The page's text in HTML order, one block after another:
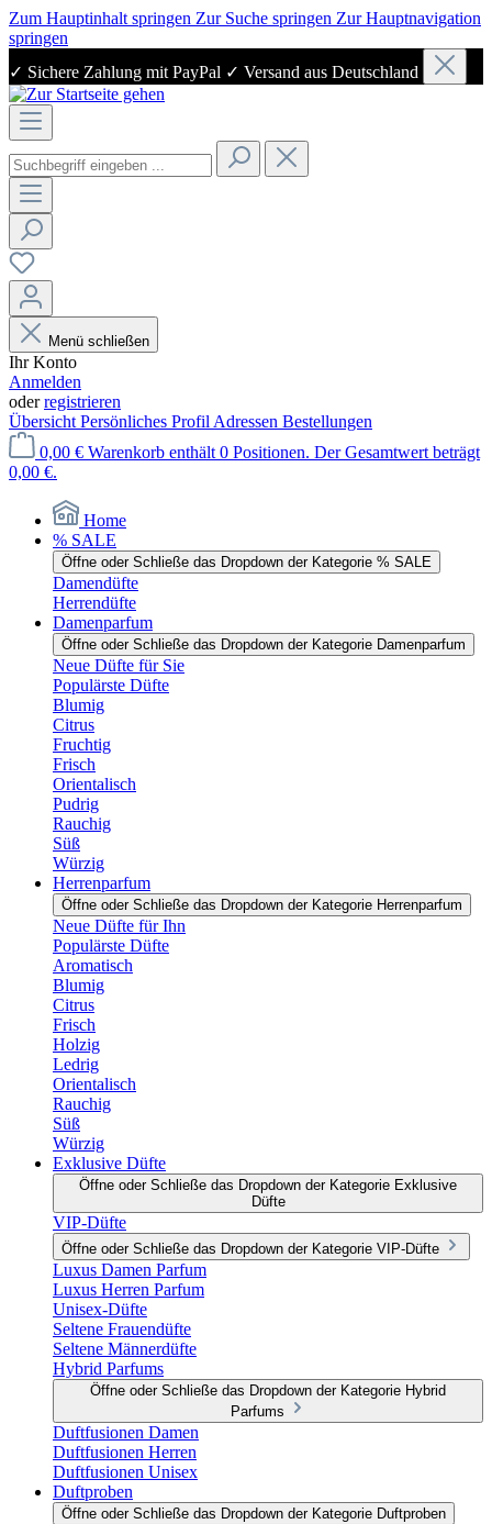
Zum Hauptinhalt springen Zur Suche springen Zur Hauptnavigation
springen
✓ Sichere Zahlung mit PayPal ✓ Versand aus Deutschland
Menü schließen
Ihr Konto
Anmelden
oderregistrieren
Übersicht Persönliches Profil Adressen Bestellungen
0,00 € Warenkorb enthält 0 Positionen. Der Gesamtwert beträgt
0,00 €.
Home
% SALE
Öffne oder Schließe das Dropdown der Kategorie % SALE
Damendüfte
Herrendüfte
Damenparfum
Öffne oder Schließe das Dropdown der Kategorie Damenparfum
Neue Düfte für Sie
Populärste Düfte
Blumig
Citrus
Fruchtig
Frisch
Orientalisch
Pudrig
Rauchig
Süß
Würzig
Herrenparfum
Öffne oder Schließe das Dropdown der Kategorie Herrenparfum
Neue Düfte für Ihn
Populärste Düfte
Aromatisch
Blumig
Citrus
Frisch
Holzig
Ledrig
Orientalisch
Rauchig
Süß
Würzig
Exklusive Düfte
Öffne oder Schließe das Dropdown der Kategorie Exklusive
Düfte
VIP-Düfte
Öffne oder Schließe das Dropdown der Kategorie VIP-Düfte
Luxus Damen Parfum
Luxus Herren Parfum
Unisex-Düfte
Seltene Frauendüfte
Seltene Männerdüfte
Hybrid Parfums
Öffne oder Schließe das Dropdown der Kategorie Hybrid
Parfums
Duftfusionen Damen
Duftfusionen Herren
Duftfusionen Unisex
Duftproben
Öffne oder Schließe das Dropdown der Kategorie Duftproben